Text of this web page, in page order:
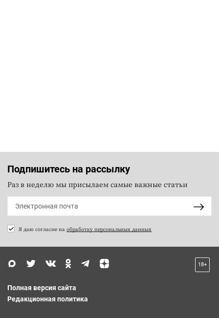
Подпишитесь на рассылку
Раз в неделю мы присылаем самые важные статьи
Я даю согласие на обработку персональных данных
18+
Полная версия сайта
Редакционная политика